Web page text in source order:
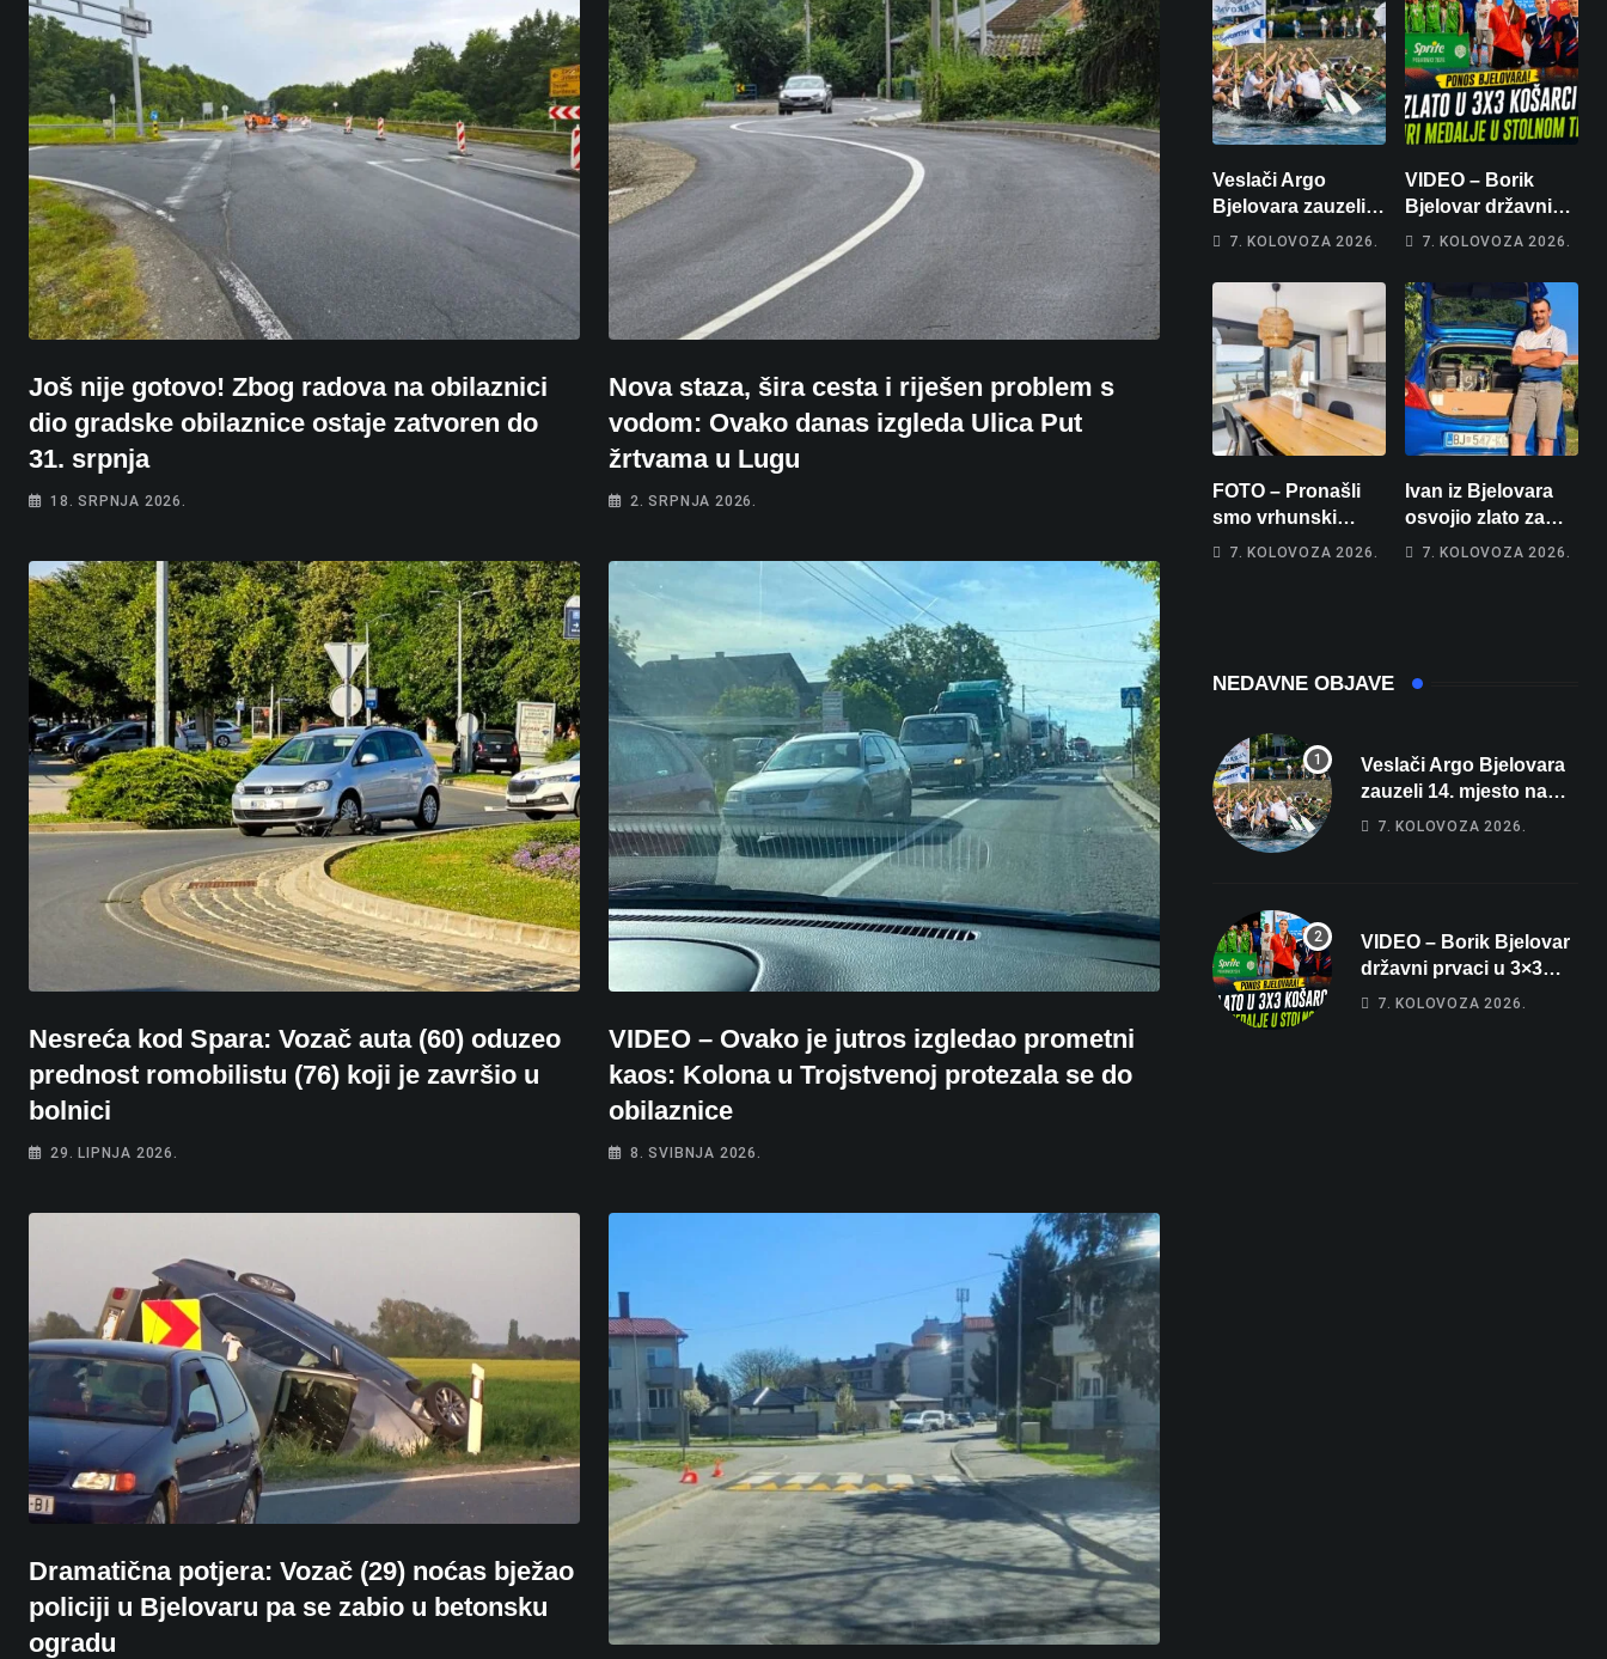
Još nije gotovo! Zbog radova na obilaznici
dio gradske obilaznice ostaje zatvoren do
31. srpnja
18. SRPNJA 2026.
Nova staza, šira cesta i riješen problem s
vodom: Ovako danas izgleda Ulica Put
žrtvama u Lugu
2. SRPNJA 2026.
Nesreća kod Spara: Vozač auta (60) oduzeo
prednost romobilistu (76) koji je završio u
bolnici
29. LIPNJA 2026.
VIDEO – Ovako je jutros izgledao prometni
kaos: Kolona u Trojstvenoj protezala se do
obilaznice
8. SVIBNJA 2026.
Dramatična potjera: Vozač (29) noćas bježao
policiji u Bjelovaru pa se zabio u betonsku
ogradu
Veslači Argo
Bjelovara zauzeli
14. mjesto na
7. KOLOVOZA 2026.
VIDEO – Borik
Bjelovar državni
prvaci u 3×3
Končar je
prvakinja Hrvatske
u stolnom tenisu!
7. KOLOVOZA 2026.
FOTO – Pronašli
smo vrhunski
apartman za
7. KOLOVOZA 2026.
Ivan iz Bjelovara
osvojio zlato za
najglasniji audio
7. KOLOVOZA 2026.
NEDAVNE OBJAVE
Veslači Argo Bjelovara
zauzeli 14. mjesto na
brzincu
7. KOLOVOZA 2026.
VIDEO – Borik Bjelovar
državni prvaci u 3×3
košarci, Klara Končar je
7. KOLOVOZA 2026.